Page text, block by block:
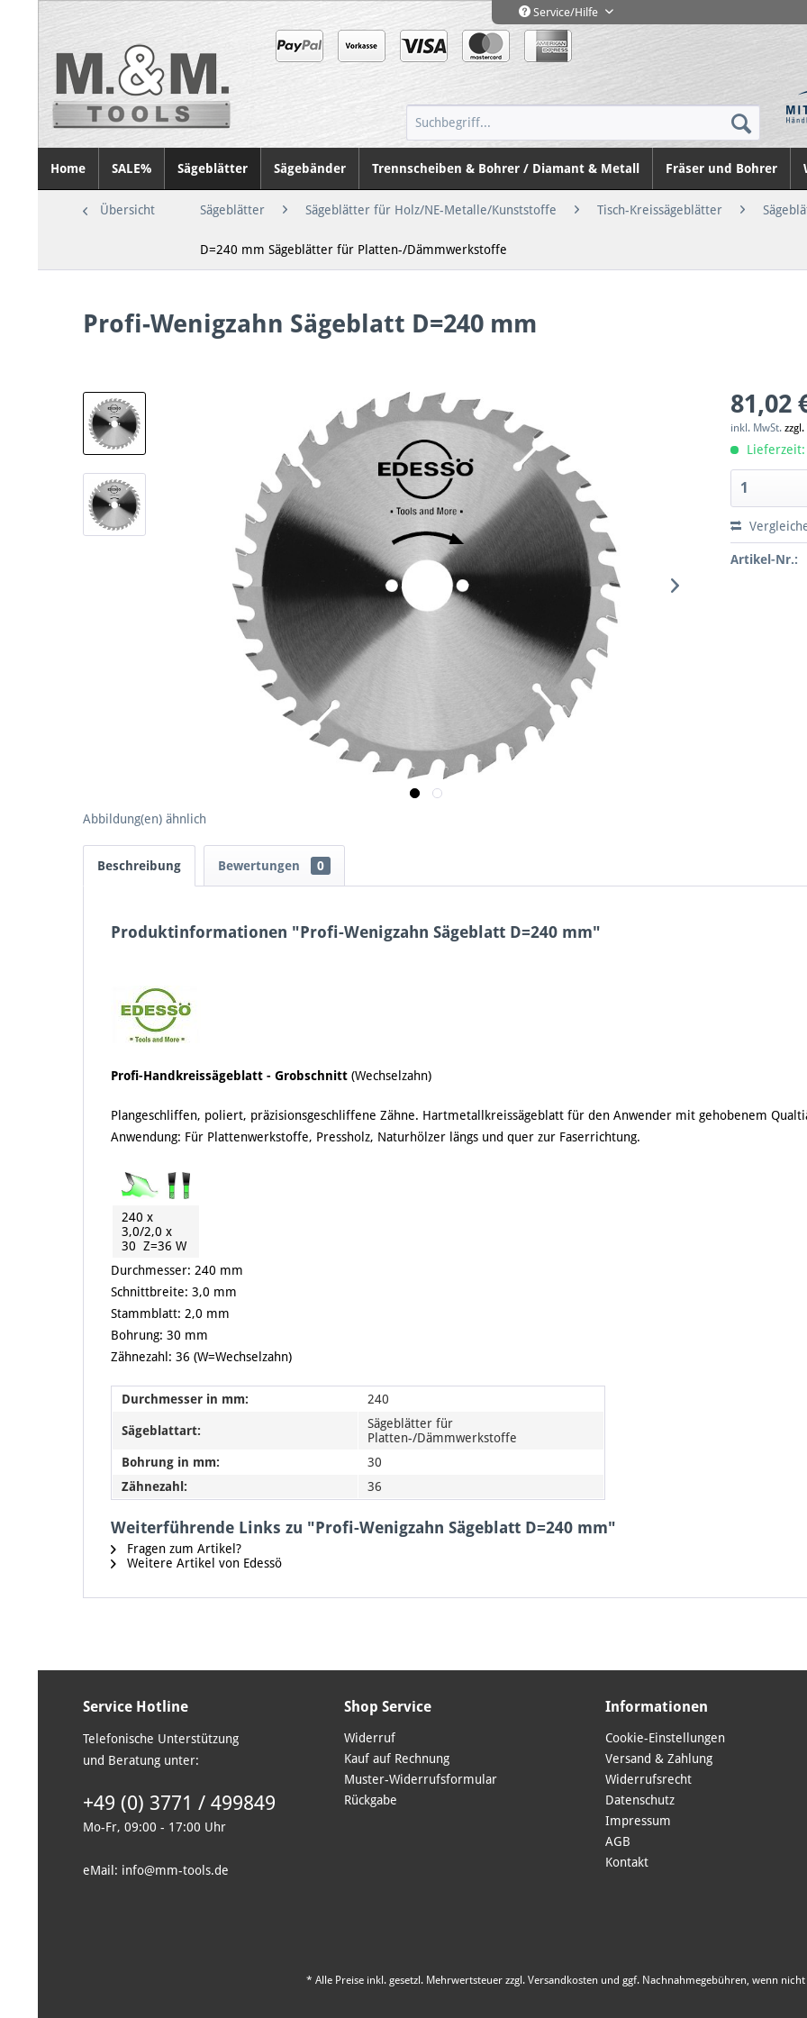
Service/Hilfe
Home SALE% Sägeblätter Sägebänder Trennscheiben & Bohrer / Diamant & Metall Fräser und Bohrer
Übersicht Sägeblätter Sägeblätter für Holz/NE-Metalle/Kunststoffe Tisch-Kreissägeblätter
D=240 mm Sägeblätter für Platten-/Dämmwerkstoffe
Profi-Wenigzahn Sägeblatt D=240 mm
Abbildung(en) ähnlich
81,02
inkl. MwSt.
Lieferzeit:
Artikel-Nr.:
Beschreibung Bewertungen 0
Produktinformationen "Profi-Wenigzahn Sägeblatt D=240 mm"
Profi-Handkreissägeblatt - Grobschnitt (Wechselzahn)
Plangeschliffen, poliert, präzisionsgeschliffene Zähne. Hartmetallkreissägeblatt für den Anwender mit gehobenem
Anwendung: Für Plattenwerkstoffe, Pressholz, Naturhölzer längs und quer zur Faserrichtung.
240 x
3,0/2,0 x
30 Z=36 W
Durchmesser: 240 mm
Schnittbreite: 3,0 mm
Stammblatt: 2,0 mm
Bohrung: 30 mm
Zähnezahl: 36 (W=Wechselzahn)
Durchmesser in mm: 240
Sägeblattart:
Sägeblätter für
Platten-/Dämmwerkstoffe
Bohrung in mm:
30
Zähnezahl:
36
Weiterführende Links zu "Profi-Wenigzahn Sägeblatt D=240 mm"
Fragen zum Artikel?
Weitere Artikel von Edessö
Service Hotline
Telefonische Unterstützung
und Beratung unter:
+49 (0) 3771 / 499849
Mo-Fr, 09:00 - 17:00 Uhr
eMail: info@mm-tools.de
Shop Service
Widerruf
Kauf auf Rechnung
Muster-Widerrufsformular
Rückgabe
Informationen
Cookie-Einstellungen
Versand & Zahlung
Widerrufsrecht
Datenschutz
Impressum
AGB
Kontakt
* Alle Preise inkl. gesetzl. Mehrwertsteuer zzgl. Versandkosten und ggf. Nachnahmegebühren, wenn